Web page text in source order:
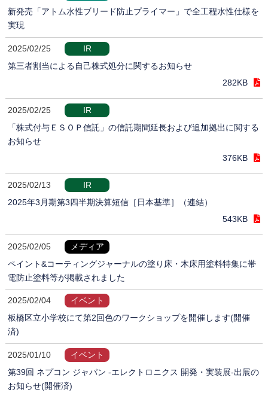
新発売「アトム水性ブリード防止プライマー」で全工程水性仕様を
実現
2025/02/25
IR
第三者割当による自己株式処分に関するお知らせ
282KB
2025/02/25
IR
「株式付与ＥＳＯＰ信託」の信託期間延長および追加拠出に関する
お知らせ
376KB
2025/02/13
IR
2025年3月期第3四半期決算短信［日本基準］（連結）
543KB
2025/02/05
メディア
ペイント&コーティングジャーナルの塗り床・木床用塗料特集に帯
電防止塗料等が掲載されました
2025/02/04
イベント
板橋区立小学校にて第2回色のワークショップを開催します(開催
済)
2025/01/10
イベント
第39回 ネプコン ジャパン -エレクトロニクス 開発・実装展-出展の
お知らせ(開催済)